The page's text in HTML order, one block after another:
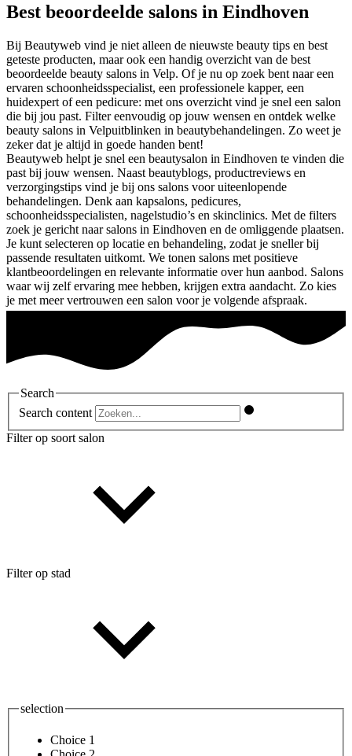
Best beoordeelde salons in Eindhoven
Bij Beautyweb vind je niet alleen de nieuwste beauty tips en best
geteste producten, maar ook een handig overzicht van de best
beoordeelde beauty salons in Velp. Of je nu op zoek bent naar een
ervaren schoonheidsspecialist, een professionele kapper, een
huidexpert of een pedicure: met ons overzicht vind je snel een salon
die bij jou past. Filter eenvoudig op jouw wensen en ontdek welke
beauty salons in Velpuitblinken in beautybehandelingen. Zo weet je
zeker dat je altijd in goede handen bent!
Beautyweb helpt je snel een beautysalon in Eindhoven te vinden die
past bij jouw wensen. Naast beautyblogs, productreviews en
verzorgingstips vind je bij ons salons voor uiteenlopende
behandelingen. Denk aan kapsalons, pedicures,
schoonheidsspecialisten, nagelstudio’s en skinclinics. Met de filters
zoek je gericht naar salons in Eindhoven en de omliggende plaatsen.
Je kunt selecteren op locatie en behandeling, zodat je sneller bij
passende resultaten uitkomt. We tonen salons met positieve
klantbeoordelingen en relevante informatie over hun aanbod. Salons
waar wij zelf ervaring mee hebben, krijgen extra aandacht. Zo kies
je met meer vertrouwen een salon voor je volgende afspraak.
Search
Search content
Filter op soort salon
Filter op stad
selection
Choice 1